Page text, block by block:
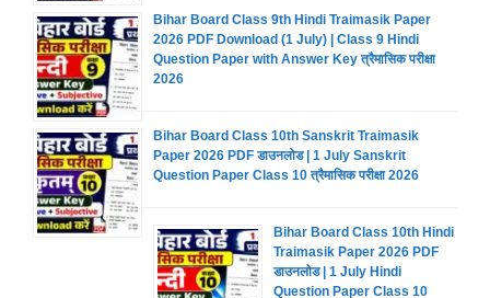
Bihar Board Class 9th Hindi Traimasik Paper
2026 PDF Download (1 July) | Class 9 Hindi
Question Paper with Answer Key त्रैमासिक परीक्षा
2026
Bihar Board Class 10th Sanskrit Traimasik
Paper 2026 PDF डाउनलोड | 1 July Sanskrit
Question Paper Class 10 त्रैमासिक परीक्षा 2026
Bihar Board Class 10th Hindi
Traimasik Paper 2026 PDF
डाउनलोड | 1 July Hindi
Question Paper Class 10